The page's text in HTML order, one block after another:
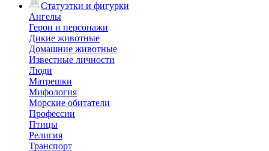
Статуэтки и фигурки
Ангелы
Герои и персонажи
Дикие животные
Домашние животные
Известные личности
Люди
Матрешки
Мифология
Морские обитатели
Профессии
Птицы
Религия
Транспорт